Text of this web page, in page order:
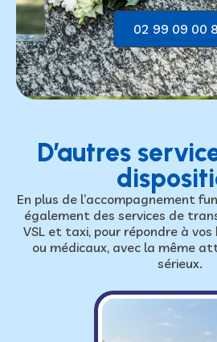
02 99 09 00
D’autres
En plus de l’accompagnement
également des services de
VSL et taxi, pour répondre à
ou médicaux, avec la même
sérieux.